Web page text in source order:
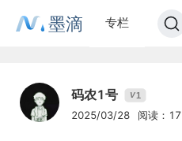
墨滴 专栏
码农1号 V1
2025/03/28 阅读：17